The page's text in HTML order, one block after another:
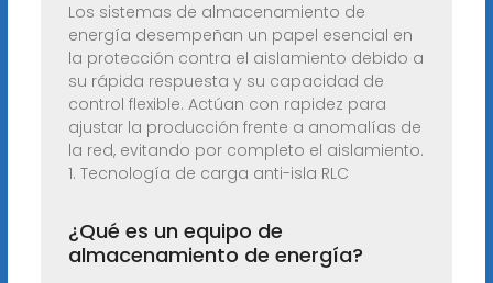
Los sistemas de almacenamiento de
energía desempeñan un papel esencial en
la protección contra el aislamiento debido a
su rápida respuesta y su capacidad de
control flexible. Actúan con rapidez para
ajustar la producción frente a anomalías de
la red, evitando por completo el aislamiento.
1. Tecnología de carga anti-isla RLC
¿Qué es un equipo de
almacenamiento de energía?